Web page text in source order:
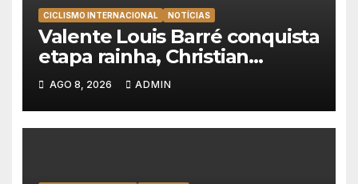
CICLISMO INTERNACIONAL NOTÍCIAS
Valente Louis Barré conquista
etapa rainha, Christian
Scaroni é o novo líder da
Volta a Polónia
AGO 8, 2026 ADMIN